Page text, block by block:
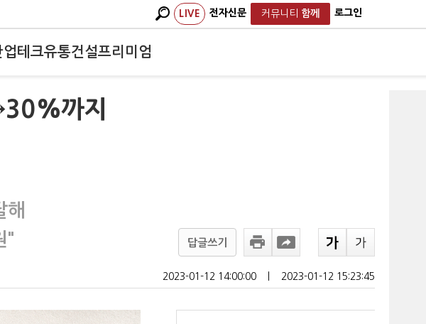
LIVE 전자신문 커뮤니티 함께 로그인
업테크유통건설프리미엄
까지
해
"
답글쓰기
2023-01-12 14:00:00 2023-01-12 15:23:45